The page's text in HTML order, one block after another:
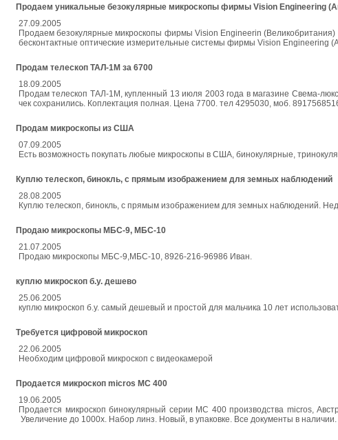
Продаем уникальные безокулярные микроскопы фирмы Vision Engineering
27.09.2005
Продаем безокулярные микроскопы фирмы Vision Engineerin
бесконтактные оптические измерительные системы фирмы Vision Engineering
Продам телескоп ТАЛ-1М за 6700
18.09.2005
Продам телескоп ТАЛ-1М, купленный 13 июля 2003 года в магазине Свема-
чек сохранились. Коплектация полная. Цена 7700. тел 4295030, моб.
Продам микроскопы из США
07.09.2005
Есть возможность покупать любые микроскопы в США, бинокулярные,
Куплю телескоп, бинокль, с прямым изображением для земных наблюдений
28.08.2005
Куплю телескоп, бинокль, с прямым изображением для земных наблюдений.
Продаю микроскопы МБС-9, МБС-10
21.07.2005
Продаю микроскопы МБС-9,МБС-10, 8926-216-96986 Иван.
куплю микроскоп б.у. дешево
25.06.2005
куплю микроскоп б.у. самый дешевый и простой для мальчика 10 лет
Требуется цифровой микроскоп
22.06.2005
Необходим цифровой микроскоп с видеокамерой
Продается микроскоп micros MC 400
19.06.2005
Продается микроскоп бинокулярный серии MC 400 производства micros,
Увеличение до 1000х. Набор линз. Новый, в упаковке. Все документы в наличии.